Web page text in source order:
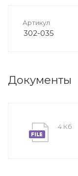
Артикул
302-035
Документы
4 Кб